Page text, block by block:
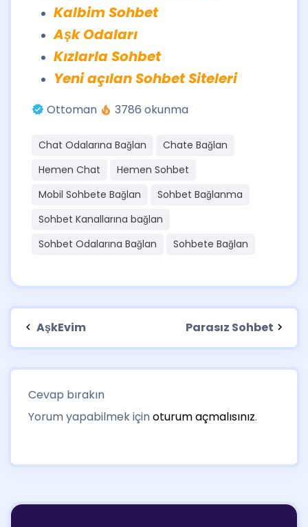
Kalbim Sohbet
Aşk Odaları
Kızlarla Sohbet
Yeni açılan Sohbet Siteleri
Ottoman 3786 okunma
Chat Odalarına Bağlan
Chate Bağlan
Hemen Chat
Hemen Sohbet
Mobil Sohbete Bağlan
Sohbet Bağlanma
Sohbet Kanallarına bağlan
Sohbet Odalarına Bağlan
Sohbete Bağlan
AşkEvim Parasız Sohbet
Cevap bırakın
Yorum yapabilmek içinoturum açmalısınız.